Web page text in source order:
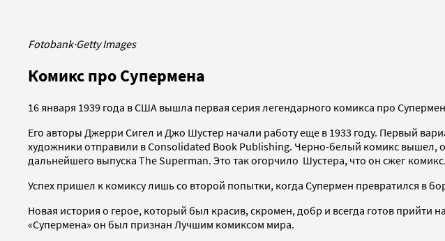
Fotobank·Getty Images
Комикс про Супермена
16 января 1939 года в США вышла первая серия легендарного комикса про
Его авторы Джерри Сигел и Джо Шустер начали работу еще в 1933 году. Первый
художники отправили в Consolidated Book Publishing. Черно-белый комикс вышел,
дальнейшего выпуска The Superman. Это так огорчило Шустера, что он сжег
Успех пришел к комиксу лишь со второй попытки, когда Супермен превратился в
Новая история о герое, который был красив, скромен, добр и всегда готов
«Супермена» он был признан Лучшим комиксом мира.